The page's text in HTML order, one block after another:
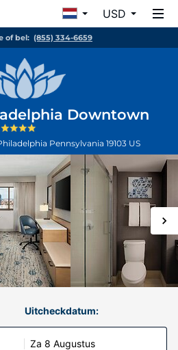
USD
of bel: (855) 334-6659
Downtown
Pennsylvania 19103 US
Uitcheckdatum:
Za 8 Augustus